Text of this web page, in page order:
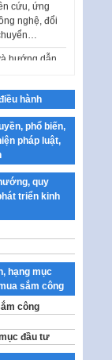
nghệ, đổi
hướng dẫn
của Luật Lý
số nội
số 30/NQ-
02…
trình hành
thực hiện
TW ngày
dụng lao
Nghị định
ngày
số điều
2016/TT-
Bộ Tài…
lý website
hành
phổ biến,
pháp luật,
quy
triển kinh
hạng mục
sắm công
công
đầu tư